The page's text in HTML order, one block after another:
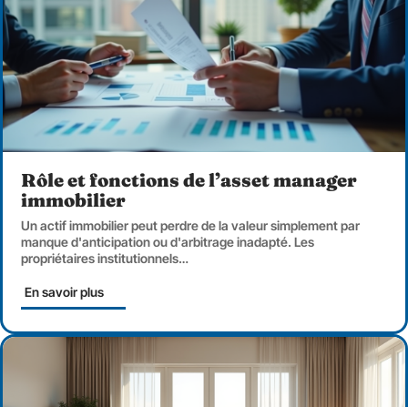
Rôle et fonctions de l’asset manager
immobilier
Un actif immobilier peut perdre de la valeur simplement par
manque d'anticipation ou d'arbitrage inadapté. Les
propriétaires institutionnels…
En savoir plus